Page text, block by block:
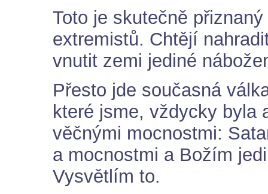
Toto je skutečně
extremistů. Chtějí
vnutit zemi jediné
Přesto jde současná
které jsme, vždycky byla
věčnými mocnostmi:
a mocnostmi a Božím
Vysvětlím to.